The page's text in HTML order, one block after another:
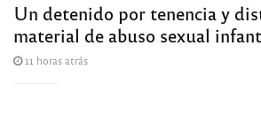
Un detenido por tenencia y
material de abuso sexual
11 horas atrás